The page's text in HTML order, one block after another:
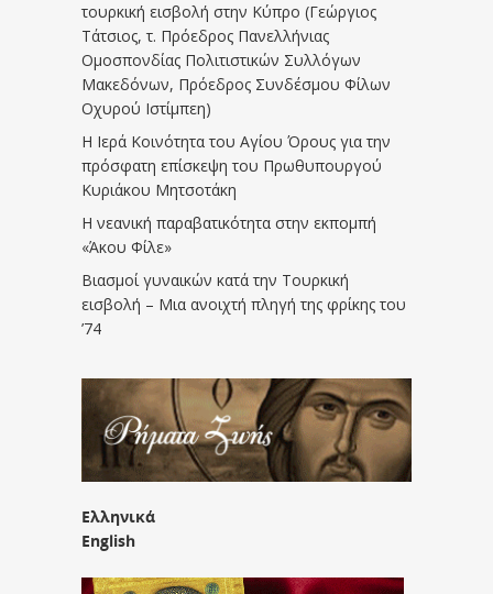
τουρκική εισβολή στην Κύπρο (Γεώργιος
Τάτσιος, τ. Πρόεδρος Πανελλήνιας
Ομοσπονδίας Πολιτιστικών Συλλόγων
Μακεδόνων, Πρόεδρος Συνδέσμου Φίλων
Οχυρού Ιστίμπεη)
Η Ιερά Κοινότητα του Αγίου Όρους για την
πρόσφατη επίσκεψη του Πρωθυπουργού
Κυριάκου Μητσοτάκη
Η νεανική παραβατικότητα στην εκπομπή
«Άκου Φίλε»
Βιασμοί γυναικών κατά την Τουρκική
εισβολή – Μια ανοιχτή πληγή της φρίκης του
’74
Ελληνικά
English